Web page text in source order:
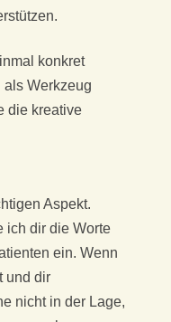
konkret
Werkzeug
die kreative
Aspekt.
ich dir die Worte
ein. Wenn
und dir
nicht in der Lage,